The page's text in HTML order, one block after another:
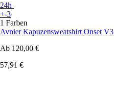
24h
+-3
1 Farben
Avnier Kapuzensweatshirt Onset V3
Ab 120,00 €
57,91 €